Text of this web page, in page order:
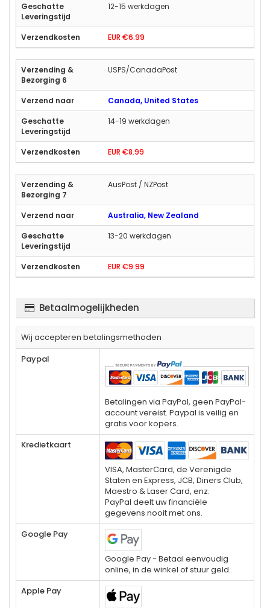
12-15 werkdagen
EUR €6.99
USPS/CanadaPost
Canada, United States
14-19 werkdagen
EUR €8.99
AusPost / NZPost
Australia, New Zealand
13-20 werkdagen
EUR €9.99
Betaalmogelijkheden
Wij accepteren betalingsmethoden
Paypal
Betalingen via PayPal, geen PayPal-
account vereist. Paypal is veilig en
gratis voor kopers.
Kredietkaart
VISA, MasterCard, de Verenigde
Staten en Express, JCB, Diners Club,
Maestro & Laser Card, enz.
PayPal deelt uw financiële
gegevens nooit met ons.
Google Pay
Google Pay - Betaal eenvoudig
online, in de winkel of stuur geld.
Apple Pay